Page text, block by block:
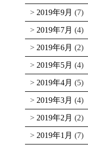
2019年9月 (7)
2019年7月 (4)
2019年6月 (2)
2019年5月 (4)
2019年4月 (5)
2019年3月 (4)
2019年2月 (2)
2019年1月 (7)